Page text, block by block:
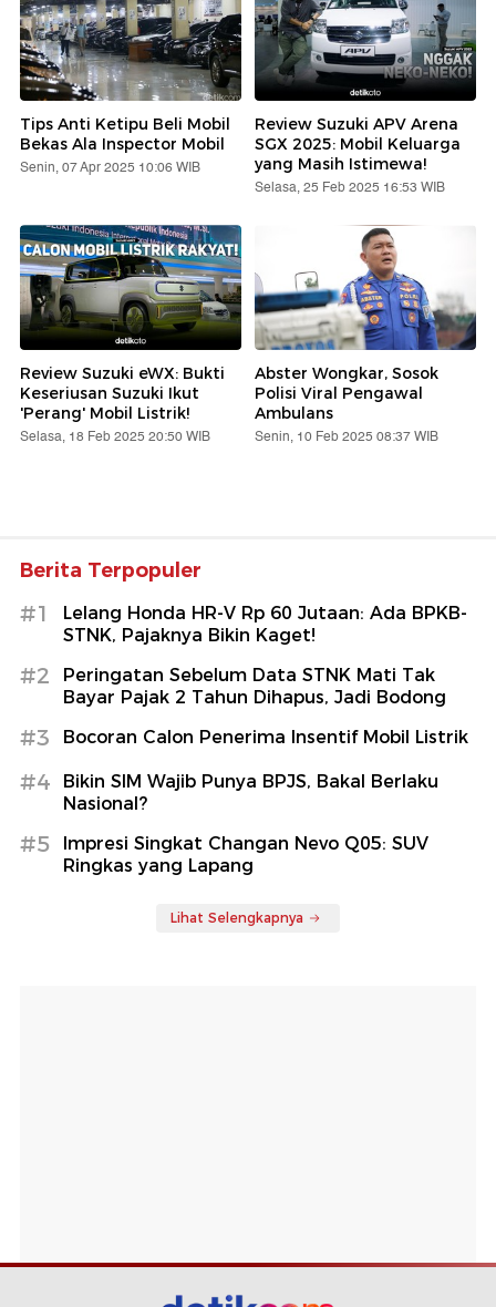
Tips Anti Ketipu Beli Mobil
Bekas Ala Inspector Mobil
Senin, 07 Apr 2025 10:06 WIB
Review Suzuki APV Arena
SGX 2025: Mobil Keluarga
yang Masih Istimewa!
Selasa, 25 Feb 2025 16:53 WIB
Review Suzuki eWX: Bukti
Keseriusan Suzuki Ikut
'Perang' Mobil Listrik!
Selasa, 18 Feb 2025 20:50 WIB
Abster Wongkar, Sosok
Polisi Viral Pengawal
Ambulans
Senin, 10 Feb 2025 08:37 WIB
Berita Terpopuler
#1
Lelang Honda HR-V Rp 60 Jutaan: Ada BPKB-
STNK, Pajaknya Bikin Kaget!
#2
Peringatan Sebelum Data STNK Mati Tak
Bayar Pajak 2 Tahun Dihapus, Jadi Bodong
#3 Bocoran Calon Penerima Insentif Mobil Listrik
#4
Bikin SIM Wajib Punya BPJS, Bakal Berlaku
Nasional?
#5
Impresi Singkat Changan Nevo Q05: SUV
Ringkas yang Lapang
Lihat Selengkapnya